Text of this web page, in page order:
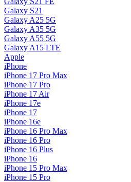
Galaxy S21
Galaxy A25 5G
Galaxy A35 5G
Galaxy A55 5G
Galaxy A15 LTE
Apple
iPhone
iPhone 17 Pro Max
iPhone 17 Pro
iPhone 17 Air
iPhone 17e
iPhone 17
iPhone 16e
iPhone 16 Pro Max
iPhone 16 Pro
iPhone 16 Plus
iPhone 16
iPhone 15 Pro Max
iPhone 15 Pro